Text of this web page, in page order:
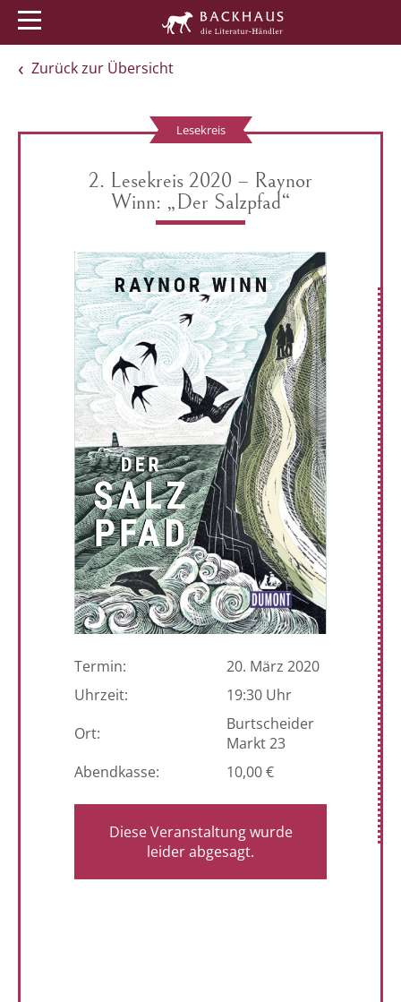
Zurück zur Übersicht
Lesekreis
2. Lesekreis 2020 – Raynor
Winn: „Der Salzpfad“
Termin:
20. März 2020
Uhrzeit:
19:30 Uhr
Ort:
Burtscheider
Markt 23
Abendkasse:
10,00 €
Diese Veranstaltung wurde
leider abgesagt.